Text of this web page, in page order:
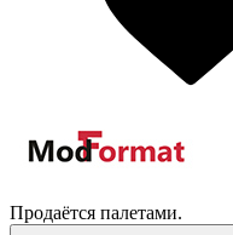
Продаётся палетами.